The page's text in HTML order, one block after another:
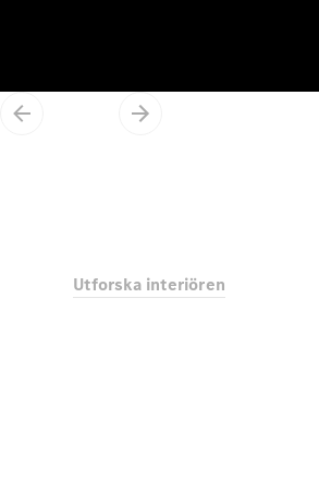
Utforska interiören